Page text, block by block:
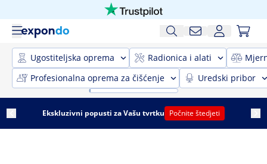
Ugostiteljska oprema Radionica i alati
Profesionalna oprema za čišćenje
Uredski pribor
Ekskluzivni popusti za Vašu tvrtku Počnite štedjeti